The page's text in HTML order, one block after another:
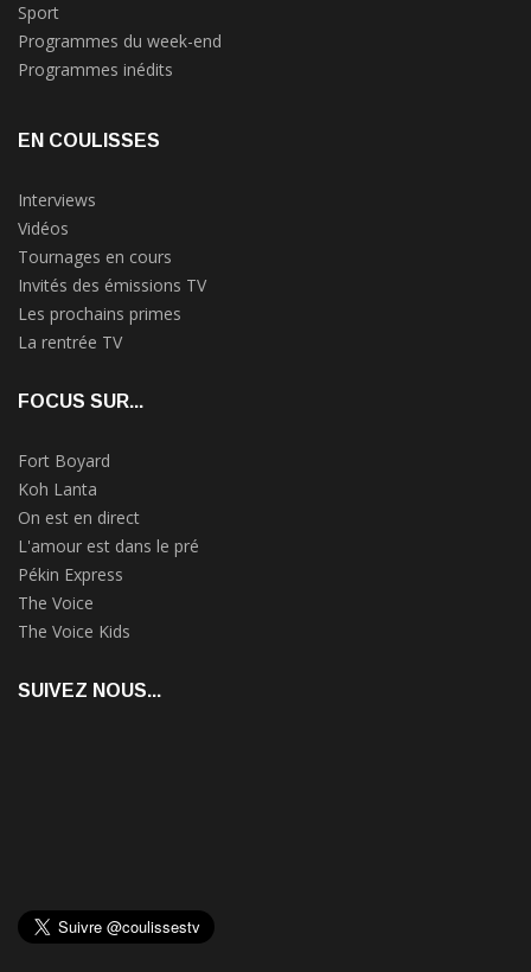
Sport
Programmes du week-end
Programmes inédits
EN COULISSES
Interviews
Vidéos
Tournages en cours
Invités des émissions TV
Les prochains primes
La rentrée TV
FOCUS SUR...
Fort Boyard
Koh Lanta
On est en direct
L'amour est dans le pré
Pékin Express
The Voice
The Voice Kids
SUIVEZ NOUS...